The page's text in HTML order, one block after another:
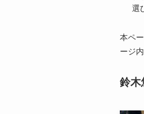
選
本ペ
ージ
鈴木